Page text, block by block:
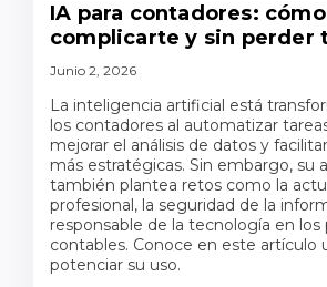
IA para contadores:
complicarte y sin perder
Junio 2, 2026
La inteligencia artificial está
los contadores al automatizar
mejorar el análisis de datos y
más estratégicas. Sin embargo, su
también plantea retos como la
profesional, la seguridad de la
responsable de la tecnología en los
contables. Conoce en este artículo
potenciar su uso.